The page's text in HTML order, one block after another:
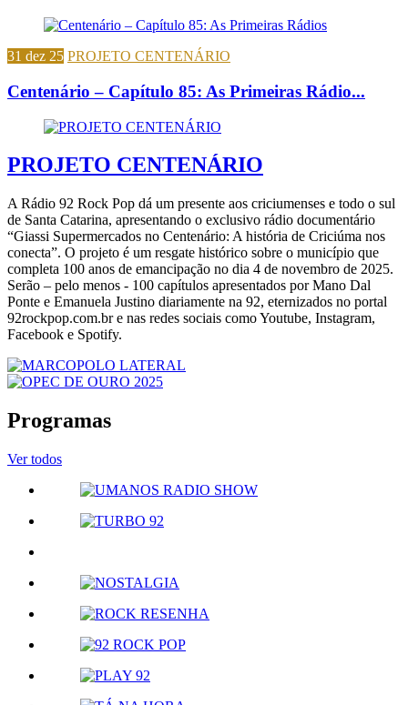
31 dez 25 PROJETO CENTENÁRIO
Centenário – Capítulo 85: As Primeiras Rádio...
PROJETO CENTENÁRIO
A Rádio 92 Rock Pop dá um presente aos criciumenses e todo o sul
de Santa Catarina, apresentando o exclusivo rádio documentário
“Giassi Supermercados no Centenário: A história de Criciúma nos
conecta”. O projeto é um resgate histórico sobre o município que
completa 100 anos de emancipação no dia 4 de novembro de 2025.
Serão – pelo menos - 100 capítulos apresentados por Mano Dal
Ponte e Emanuela Justino diariamente na 92, eternizados no portal
92rockpop.com.br e nas redes sociais como Youtube, Instagram,
Facebook e Spotify.
Programas
Ver todos